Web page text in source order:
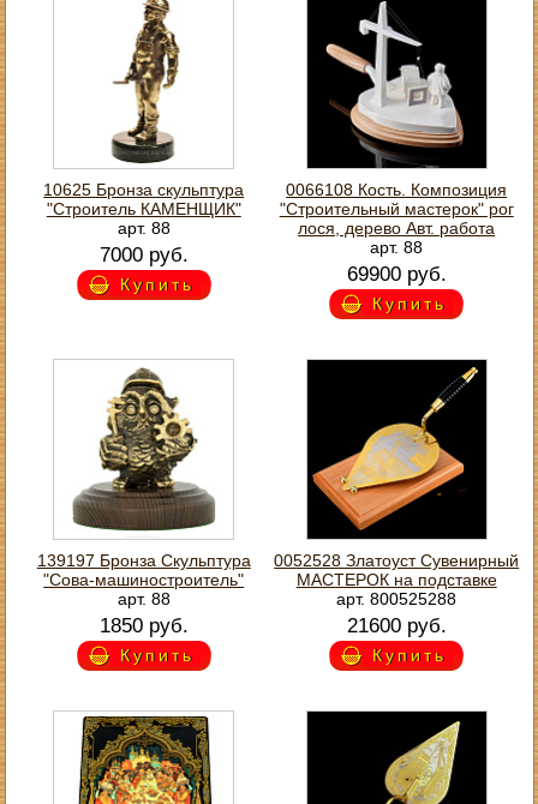
10625 Бронза скульптура
"Строитель КАМЕНЩИК"
арт. 88
7000 руб.
Купить
0066108 Кость. Композиция
"Строительный мастерок" рог
лося, дерево Авт. работа
арт. 88
69900 руб.
Купить
139197 Бронза Скульптура
"Сова-машиностроитель"
арт. 88
1850 руб.
Купить
0052528 Златоуст Сувенирный
МАСТЕРОК на подставке
арт. 800525288
21600 руб.
Купить